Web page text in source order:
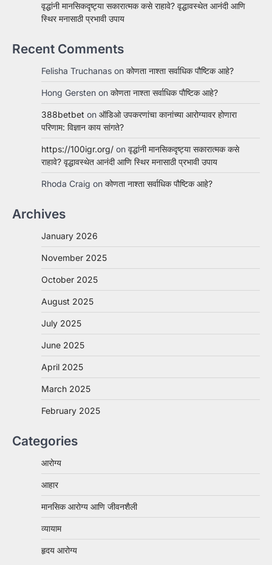
वृद्धांनी मानसिकदृष्ट्या सकारात्मक कसे राहावे? वृद्धावस्थेत आनंदी आणि
स्थिर मनासाठी प्रभावी उपाय
Recent Comments
Felisha Truchanas on कोणता नाश्ता सर्वाधिक पौष्टिक आहे?
Hong Gersten on कोणता नाश्ता सर्वाधिक पौष्टिक आहे?
388betbet on ऑडिओ उपकरणांचा कानांच्या आरोग्यावर होणारा
परिणाम: विज्ञान काय सांगते?
https://100igr.org/ on वृद्धांनी मानसिकदृष्ट्या सकारात्मक कसे
राहावे? वृद्धावस्थेत आनंदी आणि स्थिर मनासाठी प्रभावी उपाय
Rhoda Craig on कोणता नाश्ता सर्वाधिक पौष्टिक आहे?
Archives
January 2026
November 2025
October 2025
August 2025
July 2025
June 2025
April 2025
March 2025
February 2025
Categories
आरोग्य
आहार
मानसिक आरोग्य आणि जीवनशैली
व्यायाम
हृदय आरोग्य